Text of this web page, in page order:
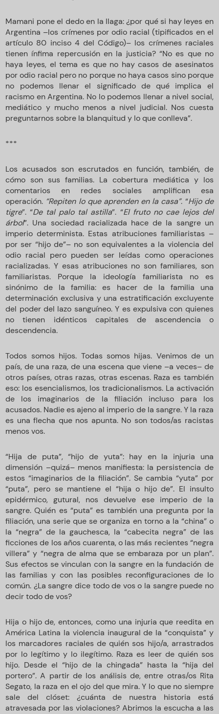
Mamani pone el dedo en la llaga: ¿por qué si hay leyes en
Argentina –los crímenes por odio racial (tipificados en el
artículo 80 inciso 4 del Código)– los crímenes raciales
tienen ínfima repercusión en la justicia? “No es que no
haya leyes, el tema es que no hay casos de asesinatos
por odio racial pero no porque no haya casos sino porque
no podemos llenar el significado de qué implica el
racismo en Argentina. No lo podemos llenar a nivel social,
mediático y mucho menos a nivel judicial. Nos cuesta
preguntarnos sobre la blanquitud y lo que conlleva”.
***
Los acusados son escrutados en función, también, de
cómo son sus familias. La cobertura mediática y los
comentarios en redes sociales amplifican esa
operación. “Repiten lo que aprenden en la casa”. “Hijo de
tigre”. “De tal palo tal astilla”. “El fruto no cae lejos del
árbol”. Una sociedad racializada hace de la sangre un
imperio determinista. Estas atribuciones familiaristas –
por ser “hijo de”– no son equivalentes a la violencia del
odio racial pero pueden ser leídas como operaciones
racializadas. Y esas atribuciones no son familiares, son
familiaristas. Porque la ideología familiarista no es
sinónimo de la familia: es hacer de la familia una
determinación exclusiva y una estratificación excluyente
del poder del lazo sanguíneo. Y es expulsiva con quienes
no tienen idénticos capitales de ascendencia o
descendencia.
Todos somos hijos. Todas somos hijas. Venimos de un
país, de una raza, de una escena que viene –a veces– de
otros países, otras razas, otras escenas. Raza es también
eso: los esencialismos, los tradicionalismos. La activación
de los imaginarios de la filiación incluso para los
acusados. Nadie es ajeno al imperio de la sangre. Y la raza
es una flecha que nos apunta. No son todos/as racistas
menos vos.
“Hija de puta”, “hijo de yuta”: hay en la injuria una
dimensión –quizá– menos manifiesta: la persistencia de
estos “imaginarios de la filiación”. Se cambia “yuta” por
“puta”, pero se mantiene el “hija o hijo de”. El insulto
epidérmico, gutural, nos devuelve ese imperio de la
sangre. Quién es “puta” es también una pregunta por la
filiación, una serie que se organiza en torno a la “china” o
la “negra” de la gauchesca, la “cabecita negra” de las
ficciones de los años cuarenta, o las más recientes “negra
villera” y “negra de alma que se embaraza por un plan”.
Sus efectos se vinculan con la sangre en la fundación de
las familias y con las posibles reconfiguraciones de lo
común. ¿La sangre dice todo de vos o la sangre puede no
decir todo de vos?
Hija o hijo de, entonces, como una injuria que reedita en
América Latina la violencia inaugural de la “conquista” y
los marcadores raciales de quién sos hijo/a, arrastrados
por lo legítimo y lo ilegítimo. Raza es leer de quién sos
hijo. Desde el “hijo de la chingada” hasta la “hija del
portero”. A partir de los análisis de, entre otras/os Rita
Segato, la raza en el ojo del que mira. Y lo que no siempre
sale del clóset: ¿cuánta de nuestra historia está
atravesada por las violaciones? Abrimos la escucha a las